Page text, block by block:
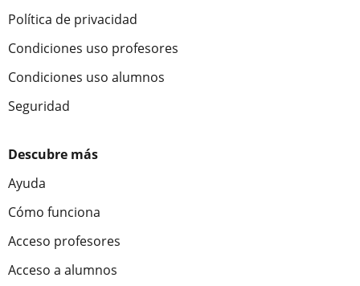
Política de privacidad
Condiciones uso profesores
Condiciones uso alumnos
Seguridad
Descubre más
Ayuda
Cómo funciona
Acceso profesores
Acceso a alumnos